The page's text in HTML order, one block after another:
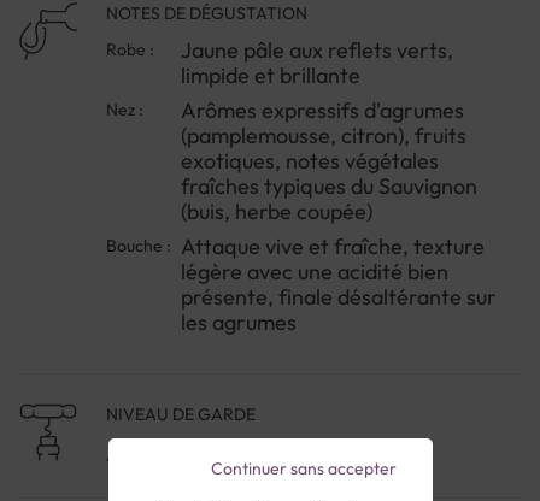
aromatique du Sauvignon si appréciée : des notes
d'agrumes, de pamplemousse et de fruits blancs qui
évoquent immédiatement le Sud-Ouest. La texture
reste légère et désaltérante, parfaite pour un
apéritif entre amis, un déjeuner en semaine ou
simplement pour prolonger le plaisir d'un repas sans
les effets de l'alcool.Ce vin s'adresse autant aux
personnes qui ne consomment pas d'alcool qu'à
celles qui cherchent une pause tout en gardant le
rituel de la dégustation. À servir bien frais lors d'une
belle journée ensoleillée ou en accompagnement
d'un plateau de fruits de mer.
NOTES DE DÉGUSTATION
Robe :
Jaune pâle aux reflets verts,
limpide et brillante
Nez :
Arômes expressifs d'agrumes
(pamplemousse, citron), fruits
exotiques, notes végétales
fraîches typiques du Sauvignon
(buis, herbe coupée)
Bouche : Attaque vive et fraîche, texture
légère avec une acidité bien
présente, finale désaltérante sur
les agrumes
NIVEAU DE GARDE
A consommer dans l'année
Continuer sans accepter